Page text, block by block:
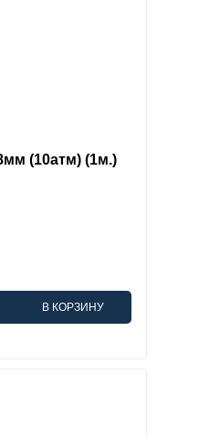
(10атм) (1м.)
В КОРЗИНУ